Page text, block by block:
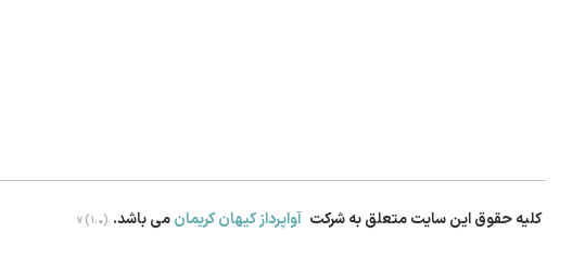
کلیه حقوق این سایت متعلق به شرکت آواپرداز کیهان کریمانمی باشد. v (1.0)